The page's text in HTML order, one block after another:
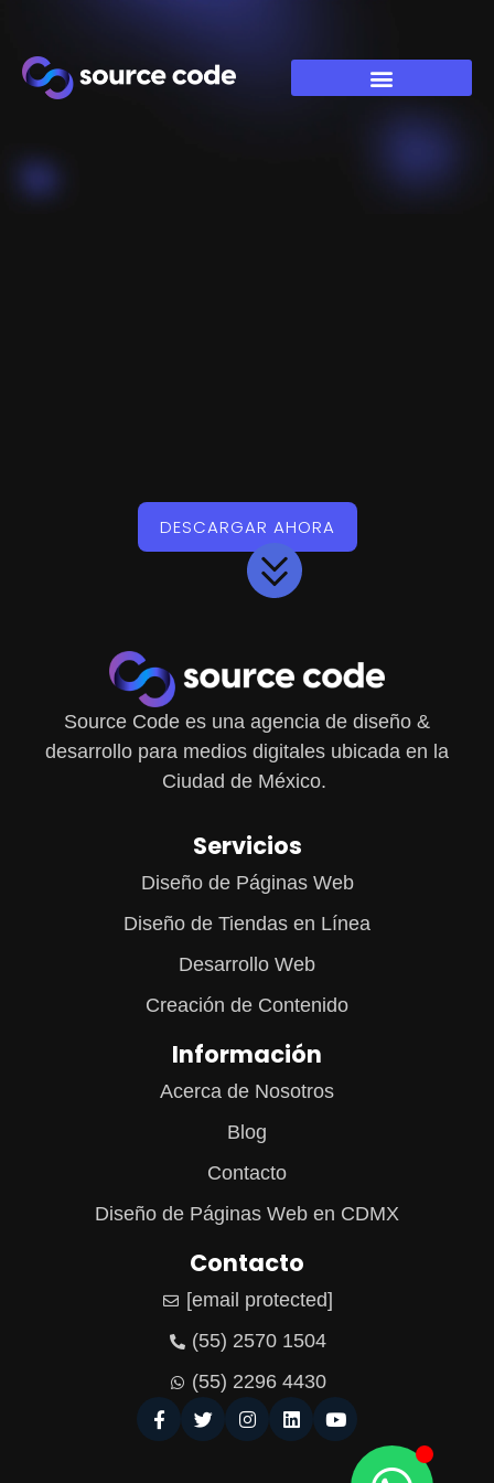
DESCARGAR AHORA
Source Code es una agencia de diseño &
desarrollo para medios digitales ubicada en la
Ciudad de México.
Servicios
Diseño de Páginas Web
Diseño de Tiendas en Línea
Desarrollo Web
Creación de Contenido
Información
Acerca de Nosotros
Blog
Contacto
Diseño de Páginas Web en CDMX
Contacto
[email protected]
(55) 2570 1504
(55) 2296 4430